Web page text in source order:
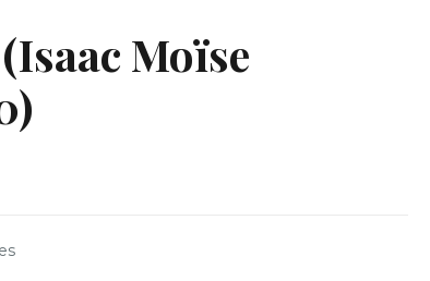
Moïse